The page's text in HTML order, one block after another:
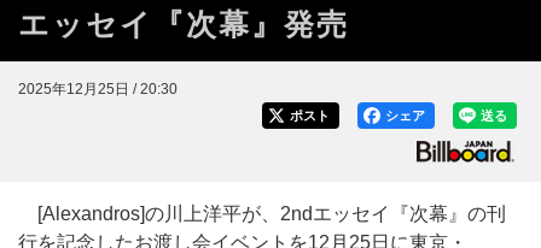
エッセイ『次幕』発売
2025年12月25日 / 20:30
送る
シェア
ポスト
[Alexandros]の川上洋平が、2ndエッセイ『次幕』の刊
行を記念したお渡し会イベントを12月25日に東京・